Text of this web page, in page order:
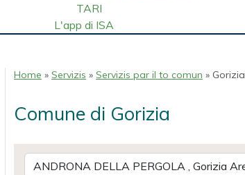
TARI
L'app di ISA
Home » Servizis » Servizis par il to comun » Gorizia
Comune di Gorizia